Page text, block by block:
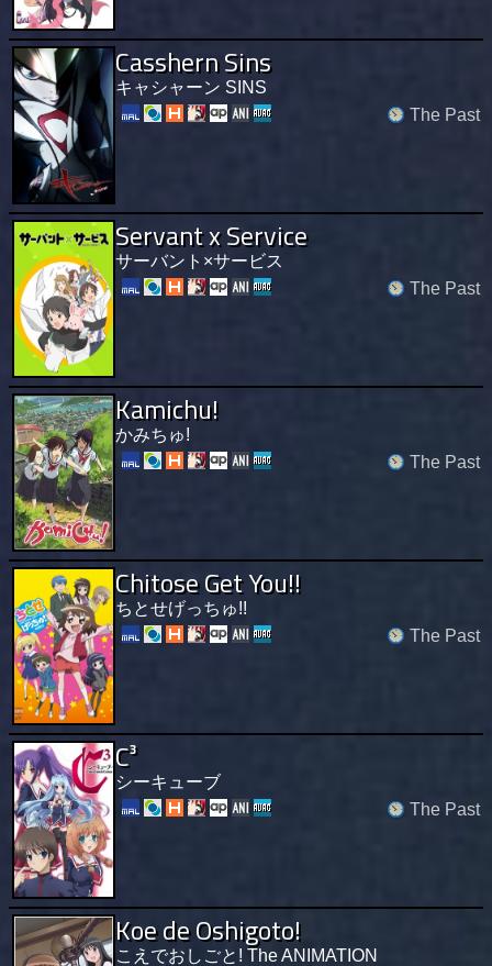
Casshern Sins
キャシャーン SINS
The Past
Servant x Service
サーバント×サービス
The Past
Kamichu!
かみちゅ!
The Past
Chitose Get You!!
ちとせげっちゅ!!
The Past
C³
シーキューブ
The Past
Koe de Oshigoto!
こえでおしごと! The ANIMATION